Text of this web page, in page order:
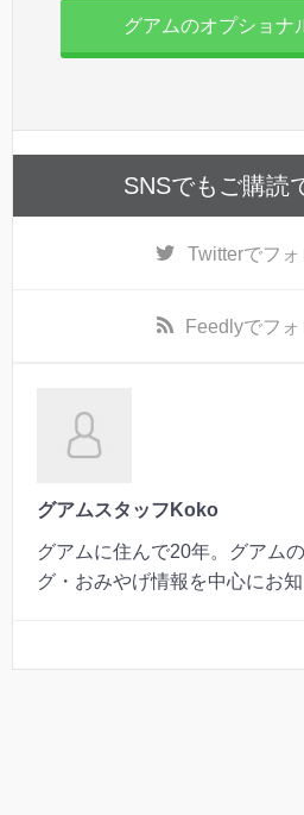
グアムのオプショナ
SNSでもご購読
Twitterでフ
Feedlyでフォ
グアムスタッフKoko
グアムに住んで20年。グアム
グ・おみやげ情報を中心にお